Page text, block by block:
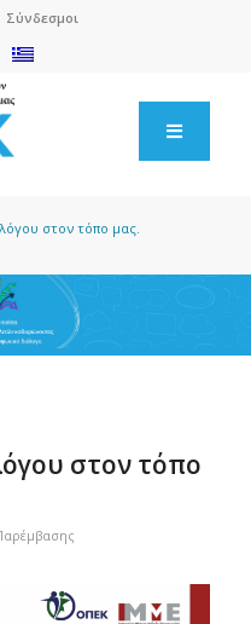
Σύνδεσμοι
στον τόπο μας.
στον τόπο